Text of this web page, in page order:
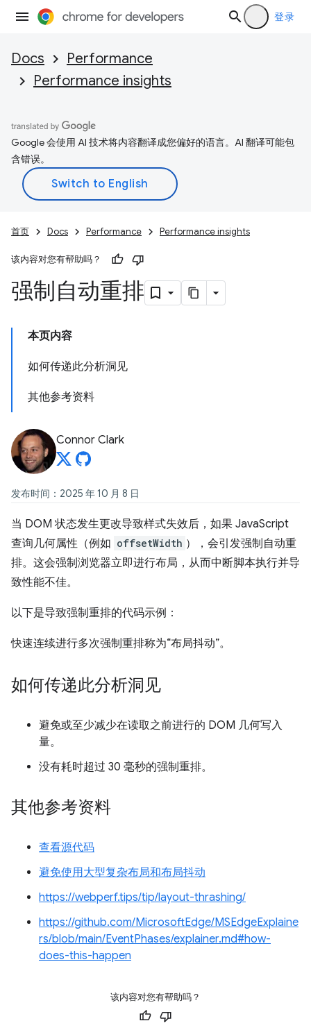
登录
Docs
Performance
Performance insights
Google 会使用 AI 技术将内容翻译成您偏好的语言。AI 翻译可能包
含错误。
首页 Docs Performance Performance insights
该内容对您有帮助吗？
强制自动重排
本页内容
如何传递此分析洞见
其他参考资料
Connor Clark
发布时间：2025 年 10 月 8 日
当 DOM 状态发生更改导致样式失效后，如果 JavaScript
查询几何属性（例如 offsetWidth ），会引发强制自动重
排。这会强制浏览器立即进行布局，从而中断脚本执行并导
致性能不佳。
以下是导致强制重排的代码示例：
快速连续进行多次强制重排称为“布局抖动”。
如何传递此分析洞见
避免或至少减少在读取之前进行的 DOM 几何写入
量。
没有耗时超过 30 毫秒的强制重排。
其他参考资料
查看源代码
避免使用大型复杂布局和布局抖动
https://webperf.tips/tip/layout-thrashing/
https://github.com/MicrosoftEdge/MSEdgeExplaine
rs/blob/main/EventPhases/explainer.md#how-
does-this-happen
该内容对您有帮助吗？